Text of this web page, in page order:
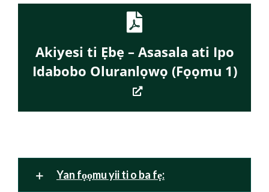
Akiyesi ti Ẹbẹ – Asasala ati Ipo
Idabobo Oluranlọwọ (Fọọmu 1)
Yan fọọmu yii ti o ba fẹ: